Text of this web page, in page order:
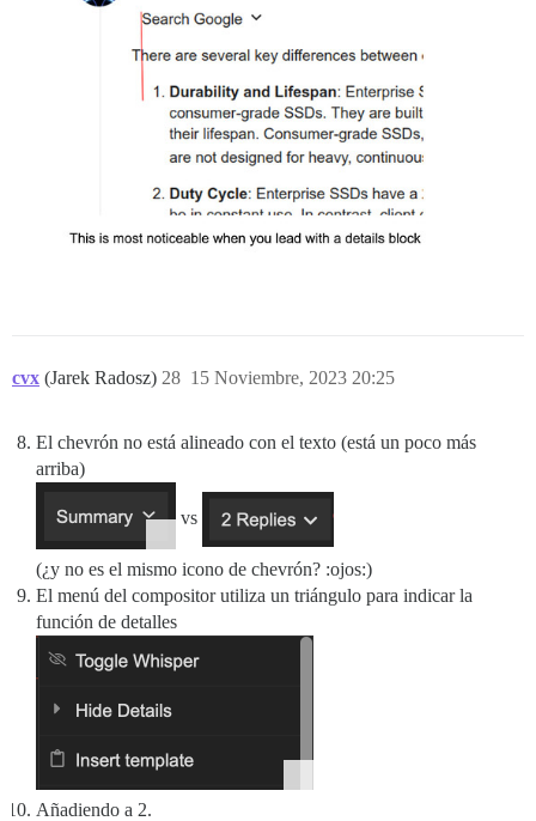
cvx (Jarek Radosz) 15 Noviembre, 2023 20:25
28
El chevrón no está alineado con el texto (está un poco más
arriba)
vs
(¿y no es el mismo icono de chevrón? :ojos:)
El menú del compositor utiliza un triángulo para indicar la
función de detalles
Añadiendo a 2.